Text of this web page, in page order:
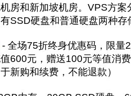
房和新加坡机房。VPS方案
SSD硬盘和普通硬盘两种存
- 全场75折终身优惠码，限量
600元，赠送100元等值消
新购和续费，不能退款）